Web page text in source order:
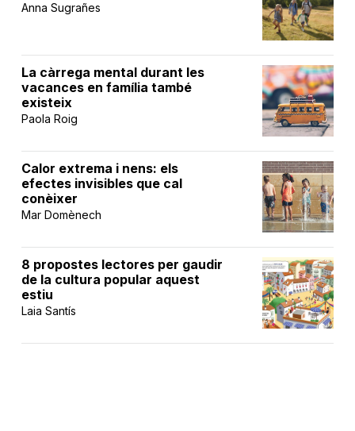
Anna Sugrañes
La càrrega mental durant les
vacances en família també
existeix
Paola Roig
Calor extrema i nens: els
efectes invisibles que cal
conèixer
Mar Domènech
8 propostes lectores per gaudir
de la cultura popular aquest
estiu
Laia Santís